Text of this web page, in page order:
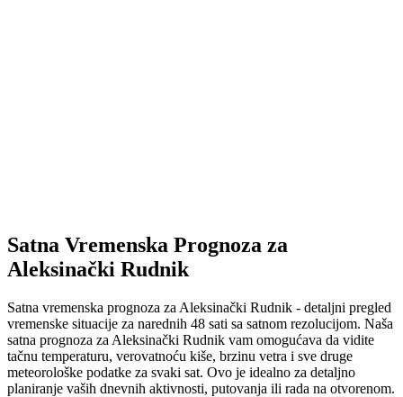
Satna Vremenska Prognoza za
Aleksinački Rudnik
Satna vremenska prognoza za Aleksinački Rudnik - detaljni pregled
vremenske situacije za narednih 48 sati sa satnom rezolucijom. Naša
satna prognoza za Aleksinački Rudnik vam omogućava da vidite
tačnu temperaturu, verovatnoću kiše, brzinu vetra i sve druge
meteorološke podatke za svaki sat. Ovo je idealno za detaljno
planiranje vaših dnevnih aktivnosti, putovanja ili rada na otvorenom.